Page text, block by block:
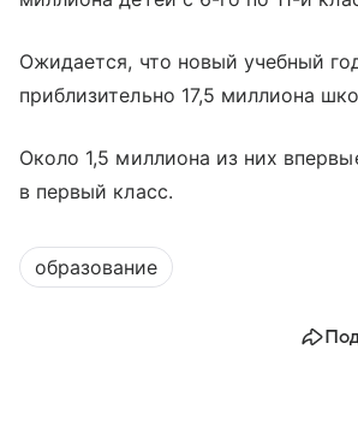
Ожидается, что новый учебный
приблизительно 17,5 миллиона
Около 1,5 миллиона из них
в первый класс.
образование